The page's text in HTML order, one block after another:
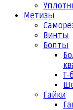
Метизы
Винты
Болты
Т-
Гайки